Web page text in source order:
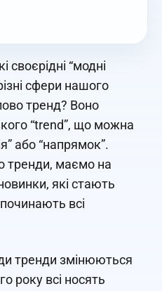
“модні
сфери нашого
тренд? Воно
“trend”, що можна
або “напрямок”.
тренди, маємо на
які стають
всі
тренди змінюються
року всі носять